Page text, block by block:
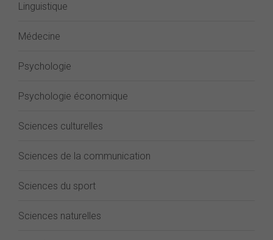
Linguistique
Médecine
Psychologie
Psychologie économique
Sciences culturelles
Sciences de la communication
Sciences du sport
Sciences naturelles